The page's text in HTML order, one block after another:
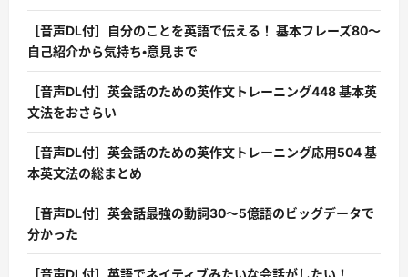
［音声DL付］自分のことを英語で伝える！ 基本フレーズ80〜
自己紹介から気持ち・意見まで
［音声DL付］英会話のための英作文トレーニング448 基本英
文法をおさらい
［音声DL付］英会話のための英作文トレーニング応用504 基
本英文法の総まとめ
［音声DL付］英会話最強の動詞30〜5億語のビッグデータで
分かった
［音声DL付］英語でネイティブみたいな会話がしたい！